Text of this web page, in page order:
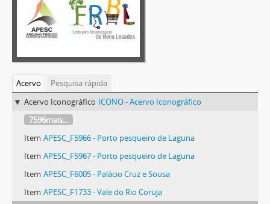
Acervo
Pesquisa rápida
Acervo Iconográfico ICONO - Acervo Iconográfico
7596mais...
Item APESC_F5966 - Porto pesqueiro de Laguna
Item APESC_F5967 - Porto pesqueiro de Laguna
Item APESC_F6005 - Palácio Cruz e Sousa
Item APESC_F1733 - Vale do Rio Coruja